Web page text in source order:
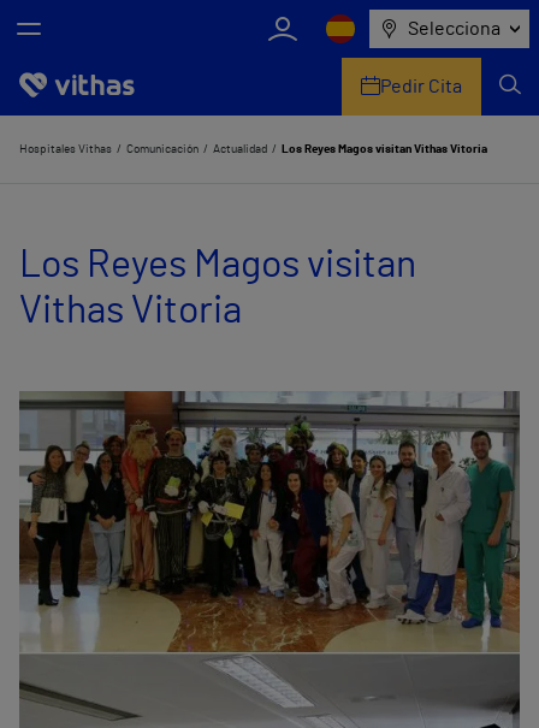
Selecciona
Nosotros
Servicios de salud
Equipo médico y asistencial
Comunicación
Pedir Cita
Hospitales Vithas Comunicación Actualidad Los Reyes Magos visitan Vithas Vitoria
Los Reyes Magos visitan
Vithas Vitoria